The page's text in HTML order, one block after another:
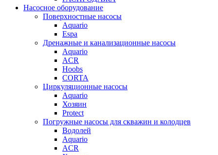
Насосное оборудование
Поверхностные насосы
Aquario
Espa
Дренажные и канализационные насосы
Aquario
ACR
Hoobs
CORTA
Циркуляционные насосы
Aquario
Хозяин
Protect
Погружные насосы для скважин и колодцев
Водолей
Aquario
ACR